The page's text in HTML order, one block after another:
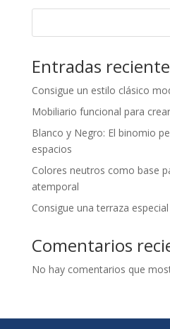
Entradas
Consigue un estilo clásico
Mobiliario funcional para
Blanco y Negro: El binomio
espacios
Colores neutros como base
atemporal
Consigue una terraza
Comentarios
No hay comentarios que